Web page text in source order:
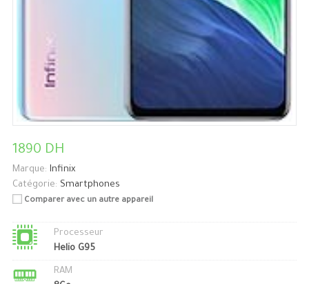
1890 DH
Marque: Infinix
Catégorie: Smartphones
Comparer avec un autre appareil
Processeur
Helio G95
RAM